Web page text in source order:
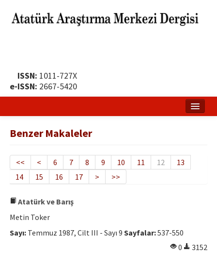
ISSN: 1011-727X
e-ISSN: 2667-5420
Yayın Politikası
Dergi Kurulları
Yayın İlkeleri
Etik İlkeler
Yazar Rehberi
Benzer Makaleler
<< < 6 7 8 9 10 11 12
13
14
15 16 17 > >>
Atatürk ve Barış
Metin Toker
Sayı: Temmuz 1987, Cilt III - Sayı 9 Sayfalar:537-550
0
3152